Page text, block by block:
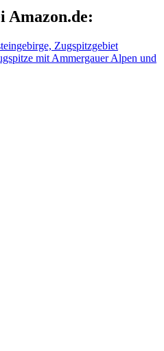
Amazon.de:
Zugspitzgebiet
mit Ammergauer Alpen und